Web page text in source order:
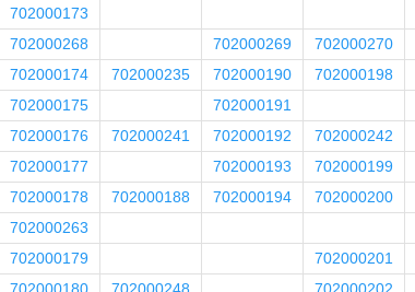
702000173
702000268 702000269 702000270
702000174 702000235 702000190 702000198
702000175
702000191
702000176 702000241 702000192
702000242
702000177 702000193 702000199
702000178 702000188 702000194
702000200
702000263
702000179
702000201
702000180 702000248
702000202